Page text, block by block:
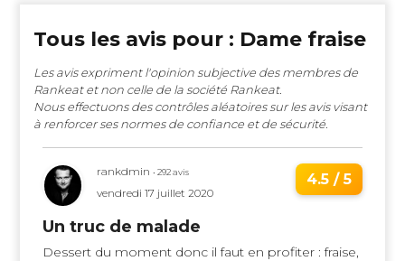
Tous les avis pour : Dame fraise
Les avis expriment l'opinion subjective des membres de
Rankeat et non celle de la société Rankeat.
Nous effectuons des contrôles aléatoires sur les avis visant
à renforcer ses normes de confiance et de sécurité.
rankdmin• 292 avis
vendredi 17 juillet 2020
4.5 / 5
Un truc de malade
Dessert du moment donc il faut en profiter : fraise,